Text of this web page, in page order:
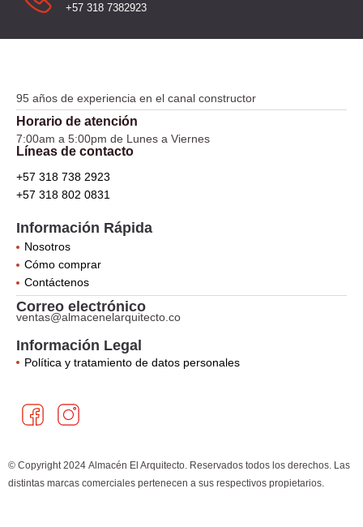
+57 318 7382923
95 años de experiencia en el canal constructor
Horario de atención
7:00am a 5:00pm de Lunes a Viernes
Líneas de contacto
+57 318 738 2923
+57 318 802 0831
Información Rápida
Nosotros
Cómo comprar
Contáctenos
Correo electrónico
ventas@almacenelarquitecto.co
Información Legal
Política y tratamiento de datos personales
a
c
b
n
s
a
© Copyright 2024 Almacén El Arquitecto. Reservados todos los derechos. Las
distintas marcas comerciales pertenecen a sus respectivos propietarios.